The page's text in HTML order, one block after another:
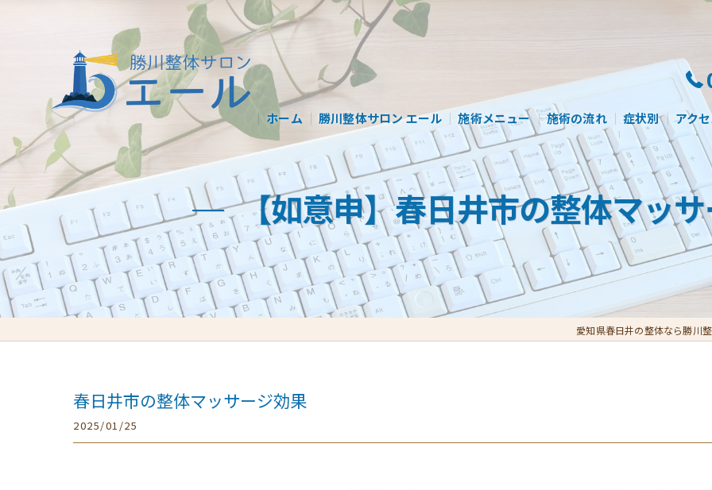
ホーム 勝川整体サロン エール 施術メニュー 施術の流れ 症状別 アク
【如意申】春日井市の整体マッ
愛知県春日井の整体なら勝川
春日井市の整体マッサージ効果
2025/01/25